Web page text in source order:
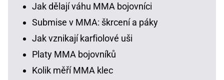
Jak dělají váhu MMA bojovníci
Submise v MMA: škrcení a páky
Jak vznikají karfiolové uši
Platy MMA bojovníků
Kolik měří MMA klec